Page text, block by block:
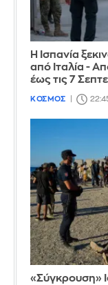
Η Ισπανία
από Ιταλία -
έως τις 7
ΚΟΣΜΟΣ
«Σύγκρουση»